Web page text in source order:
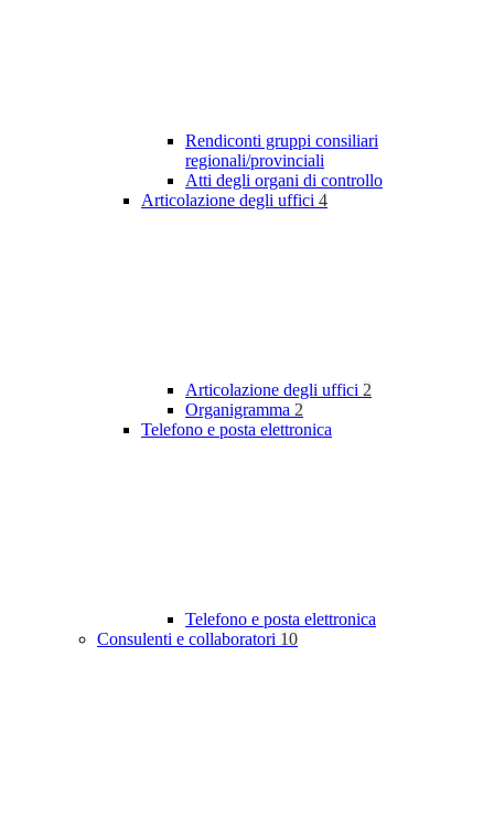
Rendiconti gruppi consiliari
regionali/provinciali
Atti degli organi di controllo
Articolazione degli uffici 4
Articolazione degli uffici 2
Organigramma 2
Telefono e posta elettronica
Telefono e posta elettronica
Consulenti e collaboratori 10